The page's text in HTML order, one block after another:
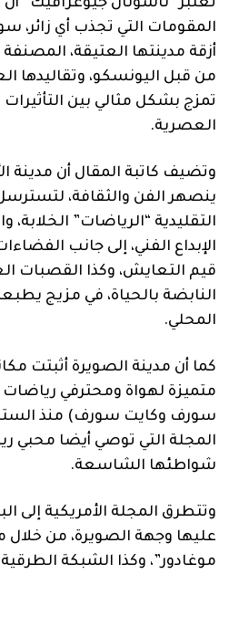
المقومات التي تجذب أي زائر،
أزقة مدينتها العتيقة،
من قبل اليونسكو، وتقاليدها
تمزج بشكل مثالي بين التأثيرات
العصرية.
وتضيف كاتبة المقال أن مدينة
ينصهر الفن والثقافة،
التقليدية “الرياضات”
الإبداع الفني، إلى جانب
قيم التعايش، وكذا القصبات
النابضة بالحياة، في مزيج
المحلي.
كما أن مدينة الصويرة أثبتت
متميزة لهواة ومحترفي رياضات
سورف وكايت سورف) منذ
المجلة التي توصي أيضا محبي
شواطئها الشاسعة.
وتتطرق المجلة الأمريكية إلى
عليها وجهة الصويرة، من خلال
موغادور”، وكذا الشبكة